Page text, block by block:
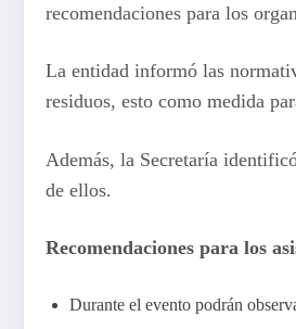
recomendaciones para los
La entidad informó las
residuos, esto como medida
Además, la Secretaría
de ellos.
Recomendaciones para los
Durante el evento podrán